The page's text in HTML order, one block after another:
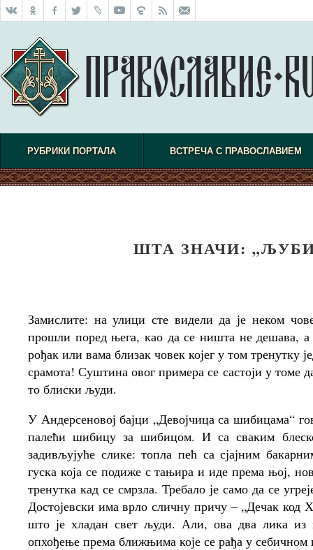
РУБРИКИ ПОРТАЛА ВСТРЕЧА С ПРАВОСЛАВИЕМ
ШТА ЗНАЧИ:
Замислите: на улици сте видели да је неком
прошли поред њега, као да се ништа не дешава, а
рођак или вама близак човек којег у том тренутку
срамота! Суштина овог примера се састоји у томе
то блиски људи.
У Андерсеновој бајци „Девојчица са шибицама“
палећи шибицу за шибицом. И са сваким
задивљујуће слике: топла пећ са сјајним
гуска која се подиже с тањира и иде према њој,
тренутка кад се смрзла. Требало је само да се
Достојевски има врло сличну причу – „Дечак код
што је хладан свет људи. Али, ова два лика из
опхођење према ближњима које се рађа у